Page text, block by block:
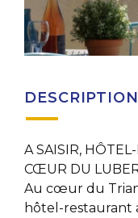
DESCRIPTION
A SAISIR,
CŒUR DU
Au cœur du
hôtel-restaurant